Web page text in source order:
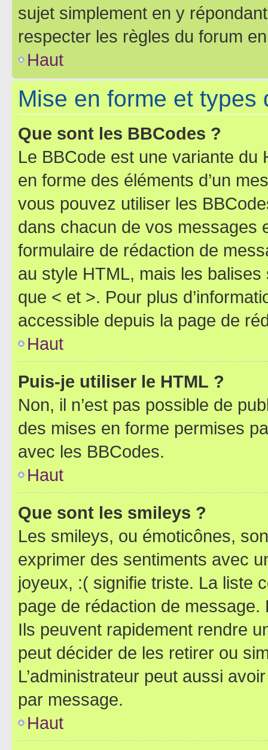
sujet simplement en y
respecter les règles du forum
Haut
Mise en forme et types
Que sont les BBCodes ?
Le BBCode est une variante du
en forme des éléments d’un
vous pouvez utiliser les
dans chacun de vos messages
formulaire de rédaction de
au style HTML, mais les
que < et >. Pour plus
accessible depuis la page de
Haut
Puis-je utiliser le HTML ?
Non, il n’est pas possible de
des mises en forme permises
avec les BBCodes.
Haut
Que sont les smileys ?
Les smileys, ou émoticônes,
exprimer des sentiments avec
joyeux, :( signifie triste. La liste
page de rédaction de
Ils peuvent rapidement rendre
peut décider de les retirer ou
L’administrateur peut aussi
par message.
Haut